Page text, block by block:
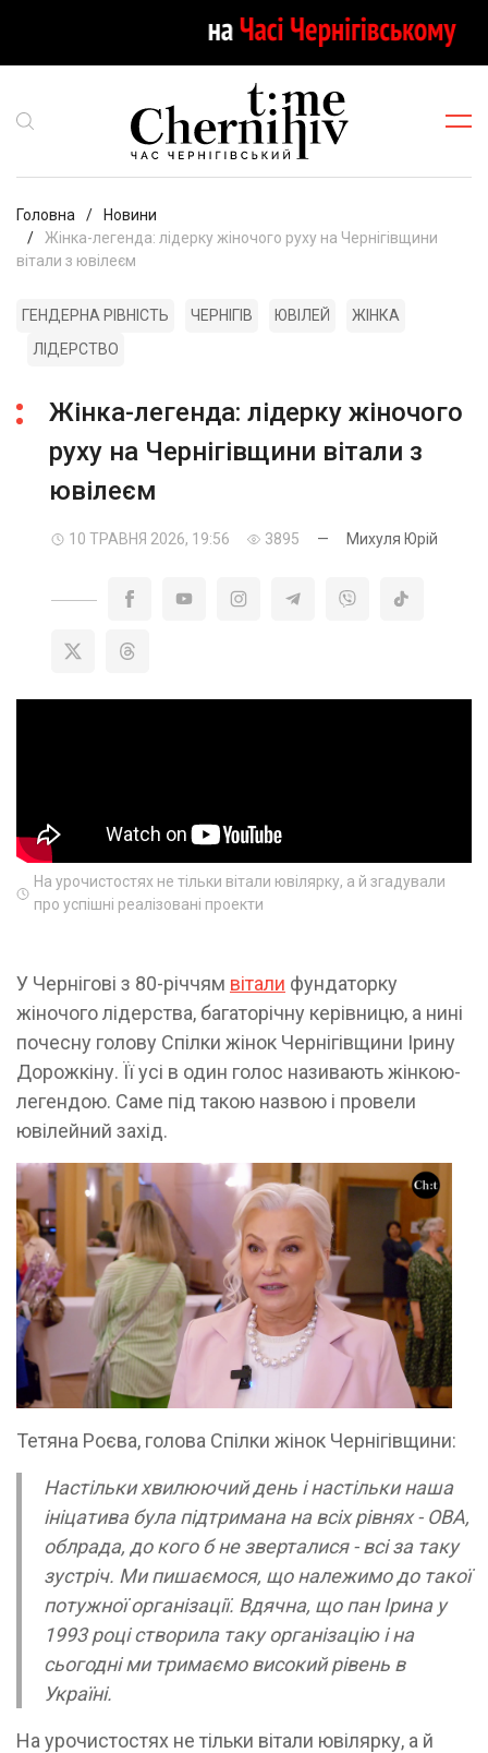
Головна
Новини
Жінка-легенда: лідерку жіночого руху на Чернігівщини
вітали з ювілеєм
ГЕНДЕРНА РІВНІСТЬ ЧЕРНІГІВ ЮВІЛЕЙ
ЖІНКА
ЛІДЕРСТВО
Жінка-легенда: лідерку жіночого
руху на Чернігівщини вітали з
ювілеєм
10 ТРАВНЯ 2026, 19:56 3895 — Михуля Юрій
На урочистостях не тільки вітали ювілярку, а й згадували
про успішні реалізовані проекти
У Чернігові з 80-річчям вітали фундаторку
жіночого лідерства, багаторічну керівницю, а нині
почесну голову Спілки жінок Чернігівщини Ірину
Дорожкіну. Її усі в один голос називають жінкою-
легендою. Саме під такою назвою і провели
ювілейний захід.
Тетяна Роєва, голова Спілки жінок Чернігівщини:
Настільки хвилюючий день і настільки наша
ініцатива була підтримана на всіх рівнях - ОВА,
облрада, до кого б не зверталися - всі за таку
зустріч. Ми пишаємося, що належимо до такої
потужної організації. Вдячна, що пан Ірина у
1993 році створила таку організацію і на
сьогодні ми тримаємо високий рівень в
Україні.
На урочистостях не тільки вітали ювілярку, а й